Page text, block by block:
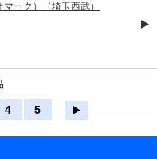
ーク）（埼玉西武）
4 5 ▶